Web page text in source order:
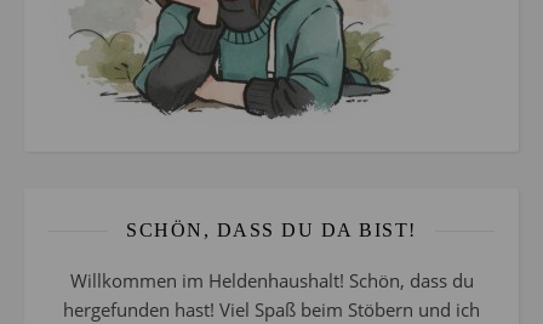
SCHÖN, DASS DU DA BIST!
Willkommen im Heldenhaushalt! Schön, dass du
hergefunden hast! Viel Spaß beim Stöbern und ich